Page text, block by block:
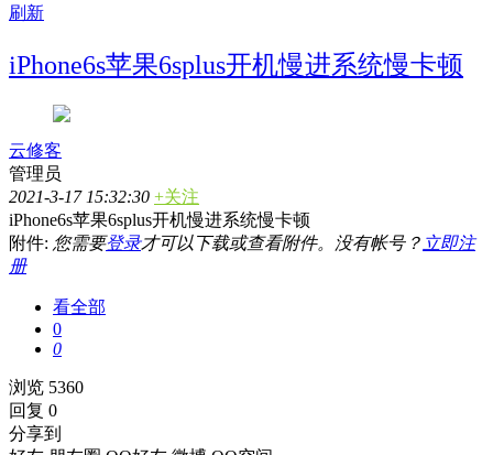
刷新
iPhone6s苹果6splus开机慢进系统慢卡顿
云修客
管理员
2021-3-17 15:32:30 +关注
iPhone6s苹果6splus开机慢进系统慢卡顿
附件: 您需要登录才可以下载或查看附件。没有帐号？ 立即注
册
看全部
0
0
浏览 5360
回复 0
分享到